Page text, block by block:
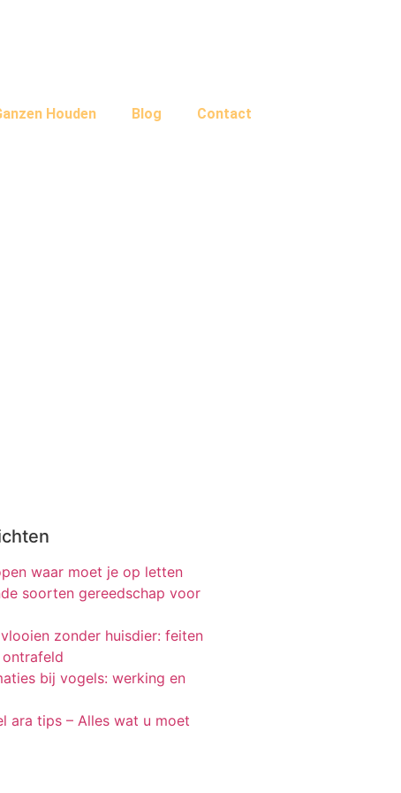
Houden Blog Contact
waar moet je op letten
soorten gereedschap voor
zonder huisdier: feiten
bij vogels: werking en
ara tips – Alles wat u moet